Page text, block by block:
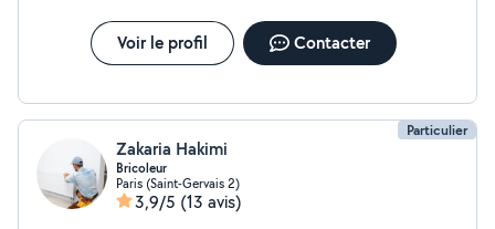
Voir le profil Contacter
Particulier
Zakaria Hakimi
Bricoleur
Paris (Saint-Gervais 2)
3,9/5 (13 avis)